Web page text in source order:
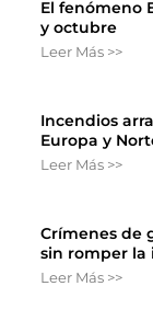
El fenómeno
y octubre
Leer Más >>
Incendios
Europa y
Leer Más >>
Crímenes de
sin romper
Leer Más >>